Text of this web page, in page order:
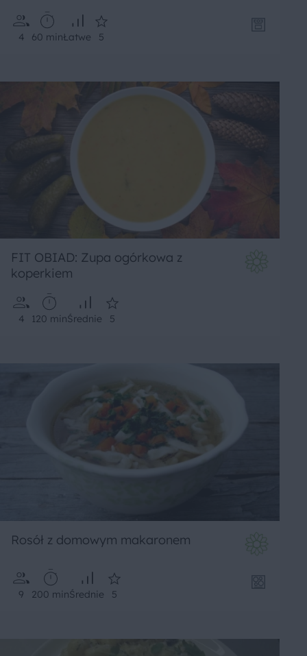
4 60 minŁatwe 5
FIT OBIAD: Zupa ogórkowa z
koperkiem
4 120 minŚrednie 5
Rosół z domowym makaronem
9 200 minŚrednie 5